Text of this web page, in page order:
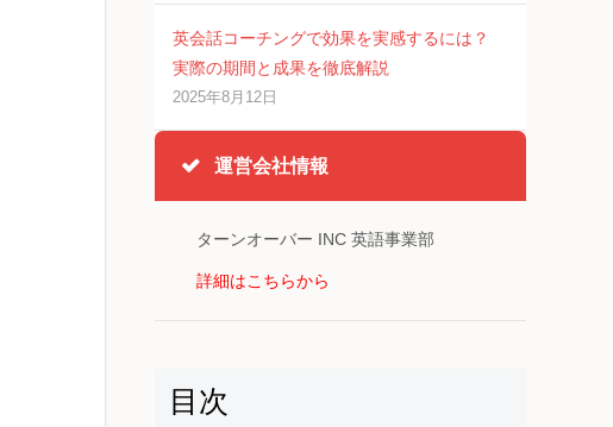
英会話コーチングで効果を実感するには？
実際の期間と成果を徹底解説
2025年8月12日
運営会社情報
ターンオーバー INC 英語事業部
詳細はこちらから
目次